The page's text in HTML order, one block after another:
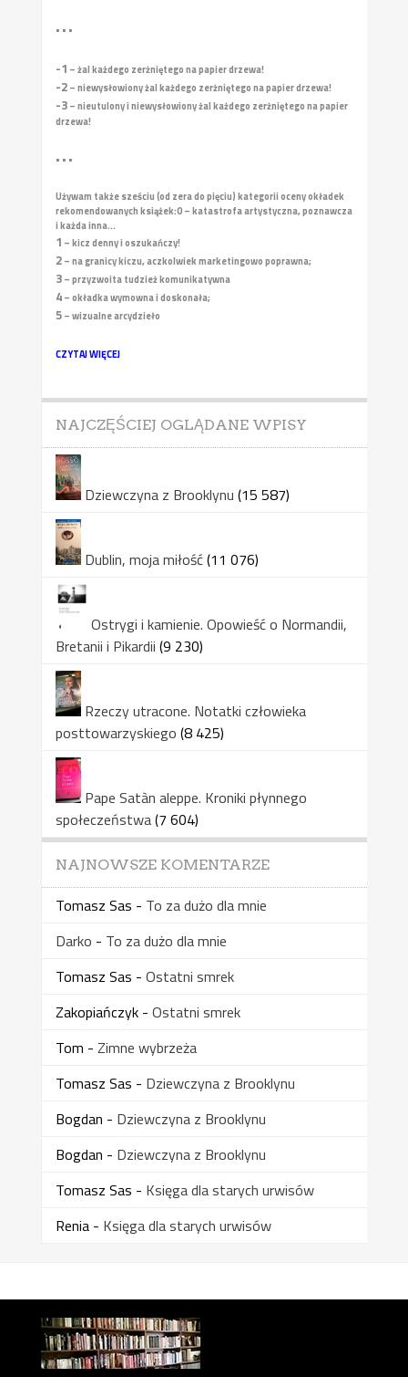
• • •
-1 – żal każdego zerżniętego na papier drzewa!
-2– niewysłowiony żal każdego zerżniętego na papier drzewa!
-3– nieutulony i niewysłowiony żal każdego zerżniętego na papier
drzewa!
• • •
Używam także sześciu (od zera do pięciu) kategorii oceny okładek
rekomendowanych książek:0 – katastrofa artystyczna, poznawcza
i każda inna...
1 – kicz denny i oszukańczy!
2– na granicy kiczu, aczkolwiek marketingowo poprawna;
3– przyzwoita tudzież komunikatywna
4– okładka wymowna i doskonała;
5– wizualne arcydzieło
CZYTAJ WIĘCEJ
NAJCZĘŚCIEJ OGLĄDANE WPISY
Dziewczyna z Brooklynu (15 587)
Dublin, moja miłość(11 076)
Ostrygi i kamienie. Opowieść o Normandii,
Bretanii i Pikardii (9 230)
Rzeczy utracone. Notatki człowieka
posttowarzyskiego (8 425)
Pape Satàn aleppe. Kroniki płynnego
społeczeństwa(7 604)
NAJNOWSZE KOMENTARZE
Tomasz Sas - To za dużo dla mnie
Darko - To za dużo dla mnie
Tomasz Sas - Ostatni smrek
Zakopiańczyk- Ostatni smrek
Tom - Zimne wybrzeża
Tomasz Sas - Dziewczyna z Brooklynu
Bogdan - Dziewczyna z Brooklynu
Bogdan - Dziewczyna z Brooklynu
Tomasz Sas - Księga dla starych urwisów
Renia- Księga dla starych urwisów